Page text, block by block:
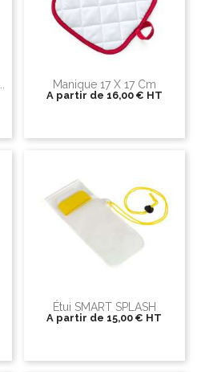
Manique 17 X 17 Cm
A partir de 16,00 € HT
Étui SMART SPLASH
A partir de 15,00 € HT